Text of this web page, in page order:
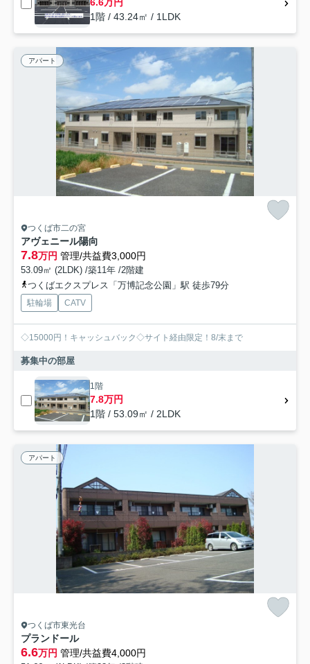
6.6万円
1階 / 43.24㎡ / 1LDK
アパート
つくば市二の宮
アヴェニール陽向
7.8万円 管理/共益費3,000円
53.09㎡ (2LDK) /築11年 /2階建
つくばエクスプレス「万博記念公園」駅 徒歩79分
駐輪場 CATV
◇15000円！キャッシュバック◇サイト経由限定！8/末まで
募集中の部屋
1階
7.8万円
1階 / 53.09㎡ / 2LDK
アパート
つくば市東光台
プランドール
6.6万円 管理/共益費4,000円